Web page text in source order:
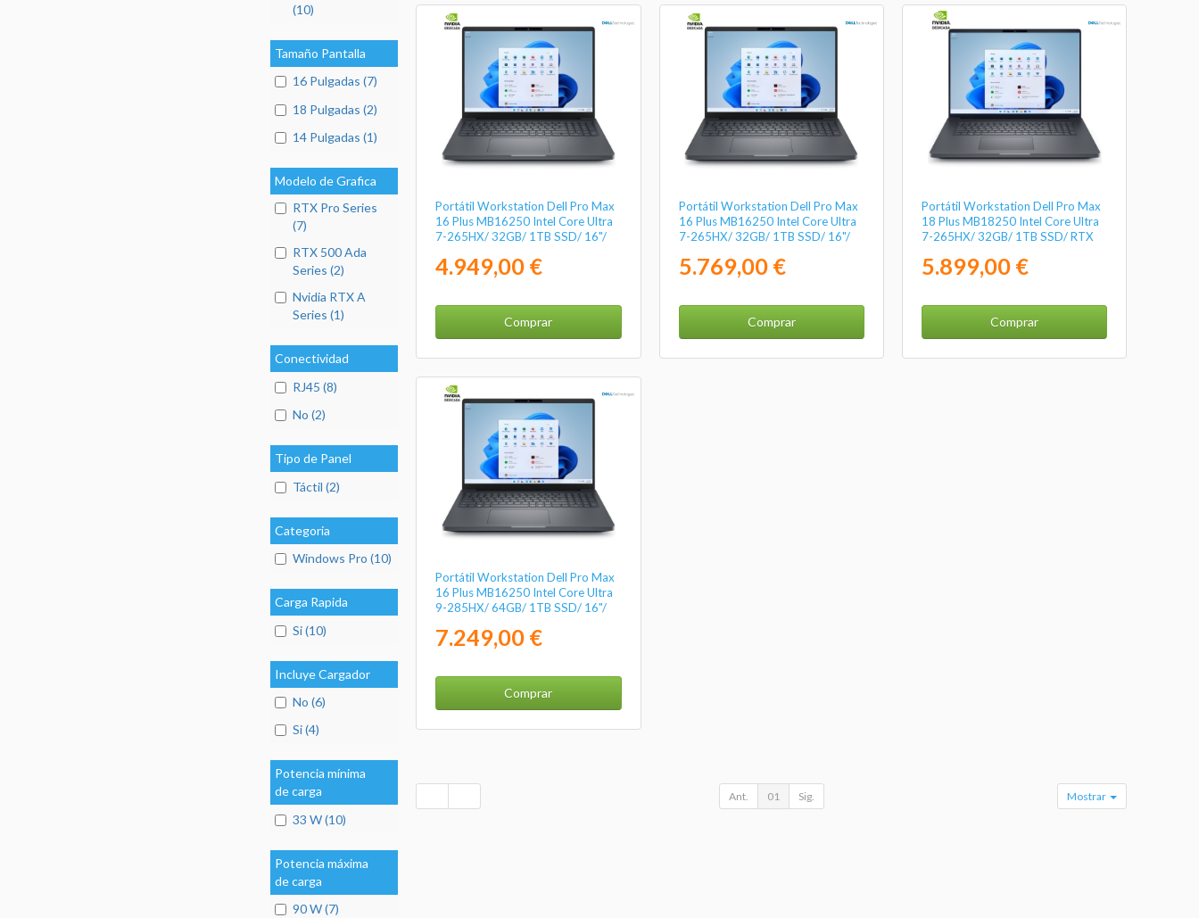
(10)
Tamaño Pantalla
16 Pulgadas (7)
18 Pulgadas (2)
14 Pulgadas (1)
Modelo de Grafica
RTX Pro Series
(7)
RTX 500 Ada
Series (2)
Nvidia RTX A
Series (1)
Conectividad
RJ45 (8)
No (2)
Tipo de Panel
Táctil (2)
Categoria
Windows Pro (10)
Carga Rapida
Si (10)
Incluye Cargador
No (6)
Si (4)
Potencia mínima
de carga
33 W (10)
Potencia máxima
de carga
90 W (7)
Portátil Workstation Dell Pro Max
16 Plus MB16250 Intel Core Ultra
7-265HX/ 32GB/ 1TB SSD/ 16"/
Pro
4.949,00 €
Comprar
Portátil Workstation Dell Pro Max
16 Plus MB16250 Intel Core Ultra
7-265HX/ 32GB/ 1TB SSD/ 16"/
Pro
5.769,00 €
Comprar
Portátil Workstation Dell Pro Max
18 Plus MB18250 Intel Core Ultra
7-265HX/ 32GB/ 1TB SSD/ RTX
Pro
5.899,00 €
Comprar
Portátil Workstation Dell Pro Max
16 Plus MB16250 Intel Core Ultra
9-285HX/ 64GB/ 1TB SSD/ 16"/
Pro
7.249,00 €
Comprar
Ant. 01 Sig. Mostrar